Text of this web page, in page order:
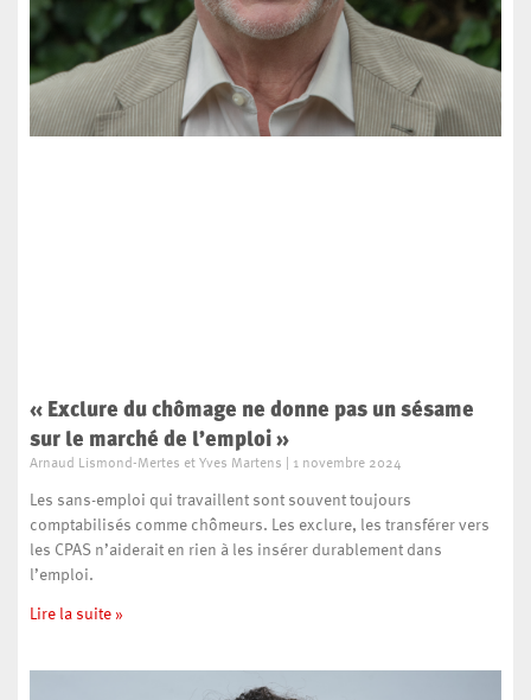
« Exclure du chômage ne donne pas un sésame
sur le marché de l’emploi »
Arnaud Lismond-Mertes et Yves Martens 1 novembre 2024
Les sans-emploi qui travaillent sont souvent toujours
comptabilisés comme chômeurs. Les exclure, les transférer vers
les CPAS n’aiderait en rien à les insérer durablement dans
l’emploi.
Lire la suite »